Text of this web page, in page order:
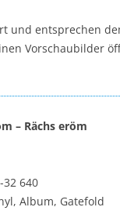
und entsprechen
Vorschaubilder
– Rächs eröm
32 640
Album, Gatefold